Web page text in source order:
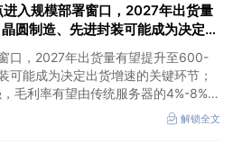
进入规模部署窗口，2027年出货量
圆制造、先进封装可能成为决定出
口，2027年出货量有望提升至600-
可能成为决定出货增速的关键环节；
毛利率有望由传统服务器的4%-8%提
据整机市场的核心份额；③国产交换
小批量应用，中低速率产品替代有望加
解锁全文